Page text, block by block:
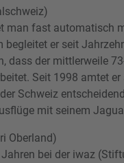
man fast automatisch
er seit
dass der mittlerweile
Seit 1998 amtet
Schweiz
mit seinem
Oberland)
bei der iwaz